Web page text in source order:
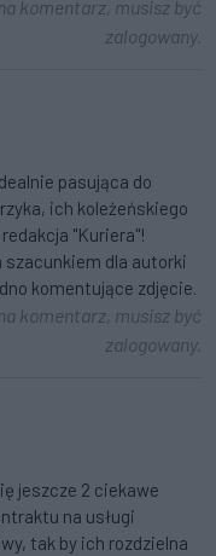
komentarz, musisz być
zalogowany.
pasująca do
ich koleżeńskiego
"Kuriera"!
szacunkiem dla autorki
komentujące zdjęcie.
komentarz, musisz być
zalogowany.
jeszcze 2 ciekawe
na usługi
tak by ich rozdzielna